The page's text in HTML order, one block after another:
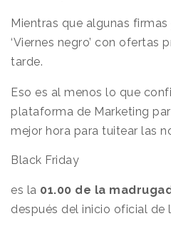
Mientras que algunas firmas
‘Viernes negro’ con ofertas
tarde.
Eso es al menos lo que
plataforma de Marketing
mejor hora para tuitear las
Black Friday
es la 01.00 de la
después del inicio oficial de